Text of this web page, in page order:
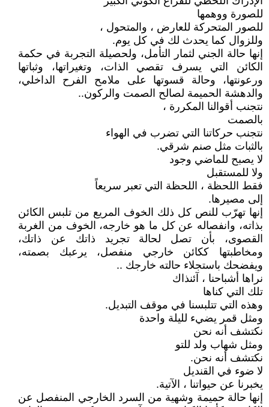
للصورة ووهمها
للصور المتحركة للعارض ، والمتحول ،
وللزوال كما يحدث لك في كل يوم.
إنها حالة الجني لثمار التأمل، ولحصيلة التجربة في حكمة
الكائن التي يسرف تقصي الذات، وتغيراتها، وثباتها
ورعونتها، وحالة قسوتها على ملامح الفرح الداخلي،
والدهشة الحميمة لصالح الصمت والركون..
نتجنب أقوالنا المكررة ،
بالصمت
نتجنب حركاتنا التي تضرب في الهواء
بالثبات مثل صنم شرقي.
لا يصبح للماضي وجود
ولا للمستقبل
فقط اللحظة ، اللحظة التي تعبر سريعاً
إلى مصيرها.
إنها تهرّب للنص كل ذلك الخوف المريع من تلبس الكائن
بذاته، وانفصاله عن كل ما هو خارجه، الخوف من الغربة
القصوى، بأن تصل لحالة تجريد ذاتك عن ذاتك،
ومخاطبتها ككائن خارجي منفصل، يرعبك بصمته،
ويفضحك باستجلاء حالته خارجك ..
نراها أشباحنا ، آئنذاك
تلك التي كناها
وهذه التي تتلبسنا في موقف التبديل.
ومثل قمر يضيء لليلة واحدة
نكتشف أنه نحن
ومثل شهاب ولد للتو
نكتشف أنه نحن.
لا ضوء في القنديل
يخبرنا عن حيواتنا ، الآتية.
إنها حالة حميمة وشهية من السرد الخارجي المنفصل عن